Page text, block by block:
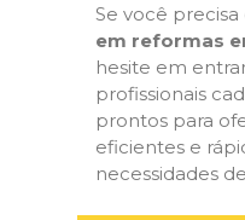
Se você
em reformas
hesite em
profissionais
prontos para
eficientes e
necessidades